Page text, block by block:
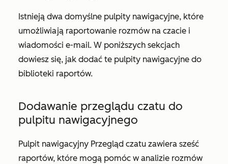
Istnieją dwa domyślne pulpity nawigacyjne, które
umożliwiają raportowanie rozmów na czacie i
wiadomości e-mail. W poniższych sekcjach
dowiesz się, jak dodać te pulpity nawigacyjne do
biblioteki raportów.
Dodawanie przeglądu czatu do
pulpitu nawigacyjnego
Pulpit nawigacyjny Przegląd czatu zawiera sześć
raportów, które mogą pomóc w analizie rozmów